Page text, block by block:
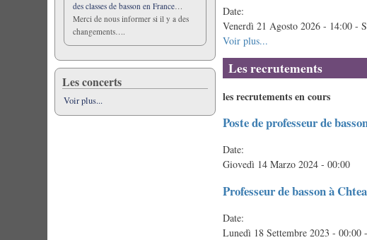
Date:
Venerdì 21 Agosto 2026 - 14:00 -
Voir plus...
Les recrutements
les recrutements en cours
Poste de professeur de
Date:
Giovedì 14 Marzo 2024 - 00:00
Professeur de basson à
Date:
Lunedì 18 Settembre 2023 - 00:00
des classes de basson en France…
Merci de nous informer si il y a des
changements….
Les concerts
Voir plus...